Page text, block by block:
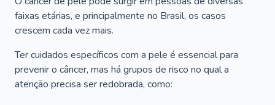
faixas etárias, e principalmente no Brasil, os casos
crescem cada vez mais.
Ter cuidados específicos com a pele é essencial para
prevenir o câncer, mas há grupos de risco no qual a
atenção precisa ser redobrada, como: